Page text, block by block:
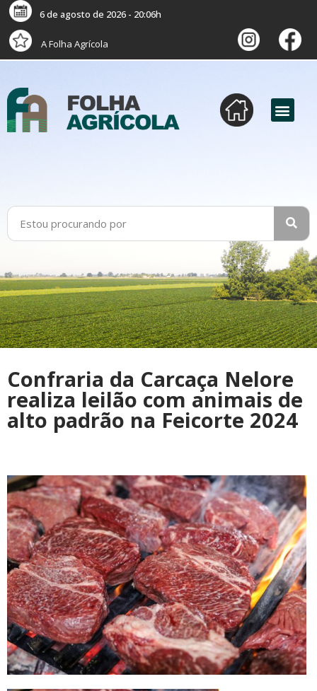
6 de agosto de 2026 - 20:06h
A Folha Agrícola
Confraria da Carcaça Nelore
realiza leilão com animais de
alto padrão na Feicorte 2024